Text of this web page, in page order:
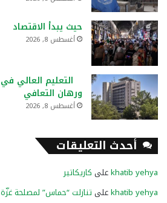
حيث يبدأ الاقتصاد
أغسطس 8, 2026
التعليم العالي
ورهان التعافي
أغسطس 8, 2026
أحدث التعليقات
khatib yehyaعلى كاريكاتير
khatib yehyaعلى تنازلت “حماس” لمصلحة غزّة